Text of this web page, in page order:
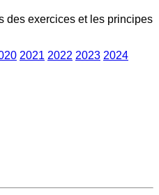
des exercices et les principes
2021 2022 2023 2024